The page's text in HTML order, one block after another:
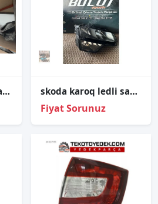
2018-2026 Skoda Scala Sol Far skoda karoq ledli sağ ön far 2018/22 57b941016a
Fiyat Sorunuz